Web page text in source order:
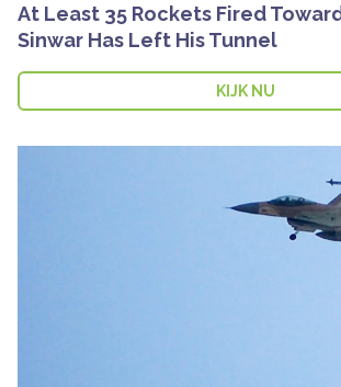
At Least 35 Rockets Fired
Sinwar Has Left His Tunnel
KIJK NU